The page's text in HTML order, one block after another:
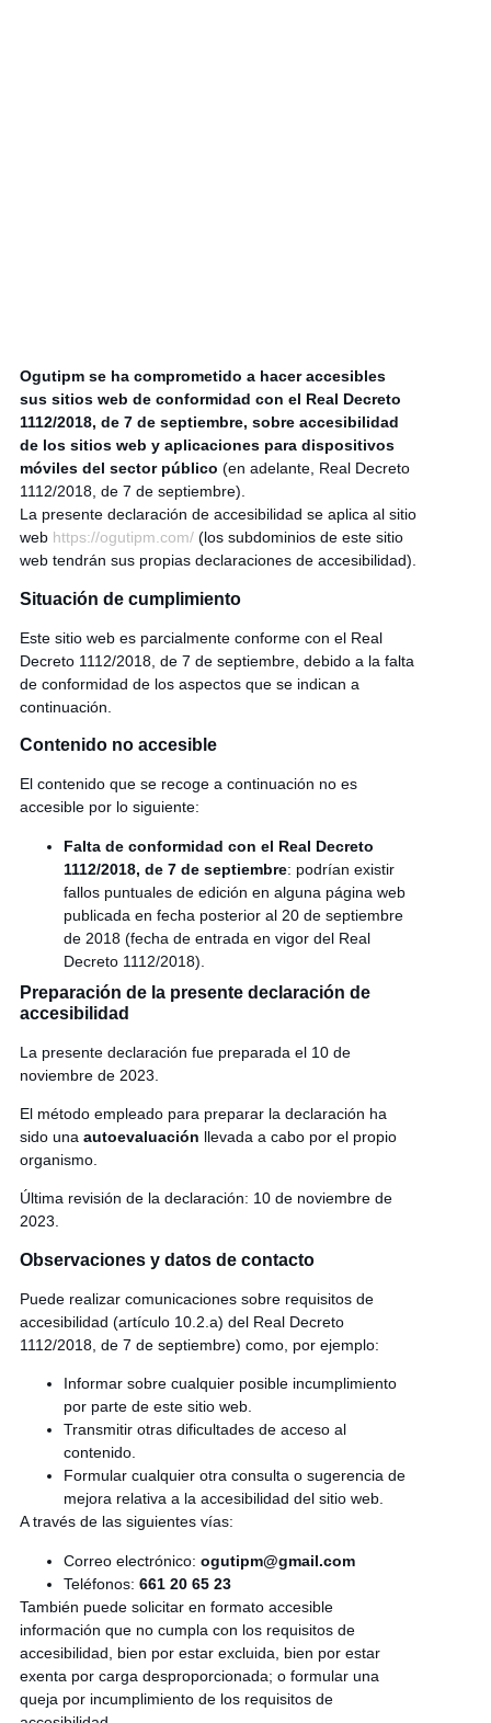
Ogutipm se ha comprometido a hacer accesibles
sus sitios web de conformidad con el Real Decreto
1112/2018, de 7 de septiembre, sobre accesibilidad
de los sitios web y aplicaciones para dispositivos
móviles del sector público (en adelante, Real Decreto
1112/2018, de 7 de septiembre).
La presente declaración de accesibilidad se aplica al sitio
web https://ogutipm.com/(los subdominios de este sitio
web tendrán sus propias declaraciones de accesibilidad).
Situación de cumplimiento
Este sitio web es parcialmente conforme con el Real
Decreto 1112/2018, de 7 de septiembre, debido a la falta
de conformidad de los aspectos que se indican a
continuación.
Contenido no accesible
El contenido que se recoge a continuación no es
accesible por lo siguiente:
Falta de conformidad con el Real Decreto
1112/2018, de 7 de septiembre: podrían existir
fallos puntuales de edición en alguna página web
publicada en fecha posterior al 20 de septiembre
de 2018 (fecha de entrada en vigor del Real
Decreto 1112/2018).
Preparación de la presente declaración de
accesibilidad
La presente declaración fue preparada el 10 de
noviembre de 2023.
El método empleado para preparar la declaración ha
sido una autoevaluación llevada a cabo por el propio
organismo.
Última revisión de la declaración: 10 de noviembre de
2023.
Observaciones y datos de contacto
Puede realizar comunicaciones sobre requisitos de
accesibilidad (artículo 10.2.a) del Real Decreto
1112/2018, de 7 de septiembre) como, por ejemplo:
Informar sobre cualquier posible incumplimiento
por parte de este sitio web.
Transmitir otras dificultades de acceso al
contenido.
Formular cualquier otra consulta o sugerencia de
mejora relativa a la accesibilidad del sitio web.
A través de las siguientes vías:
Correo electrónico: ogutipm@gmail.com
Teléfonos: 661 20 65 23
También puede solicitar en formato accesible
información que no cumpla con los requisitos de
accesibilidad, bien por estar excluida, bien por estar
exenta por carga desproporcionada; o formular una
queja por incumplimiento de los requisitos de